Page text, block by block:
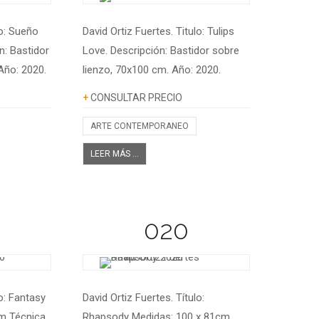
Sueño
Bastidor
2020.
David Ortiz Fuertes. Titulo: Tulips
Love. Descripción: Bastidor sobre
lienzo, 70x100 cm. Año: 2020.
+ CONSULTAR PRECIO
ARTE CONTEMPORANEO
LEER MÁS ...
Fantasy
020
David Ortiz Fuertes. Título: